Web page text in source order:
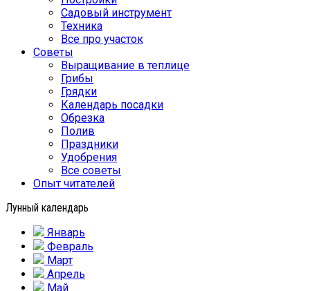
Садовый инструмент
Техника
Все про участок
Советы
Выращивание в теплице
Грибы
Грядки
Календарь посадки
Обрезка
Полив
Праздники
Удобрения
Все советы
Опыт читателей
Лунный календарь
Январь
Февраль
Март
Апрель
Май